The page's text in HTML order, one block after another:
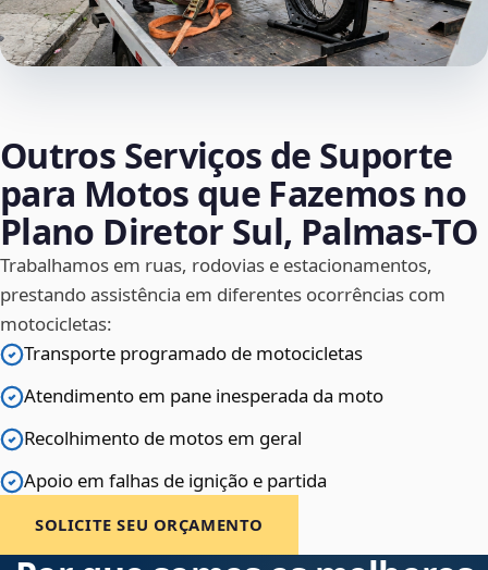
Outros Serviços de Suporte
para Motos que Fazemos no
Plano Diretor Sul, Palmas‑TO
Trabalhamos em ruas, rodovias e estacionamentos,
prestando assistência em diferentes ocorrências com
motocicletas:
Transporte programado de motocicletas
Atendimento em pane inesperada da moto
Recolhimento de motos em geral
Apoio em falhas de ignição e partida
SOLICITE SEU ORÇAMENTO